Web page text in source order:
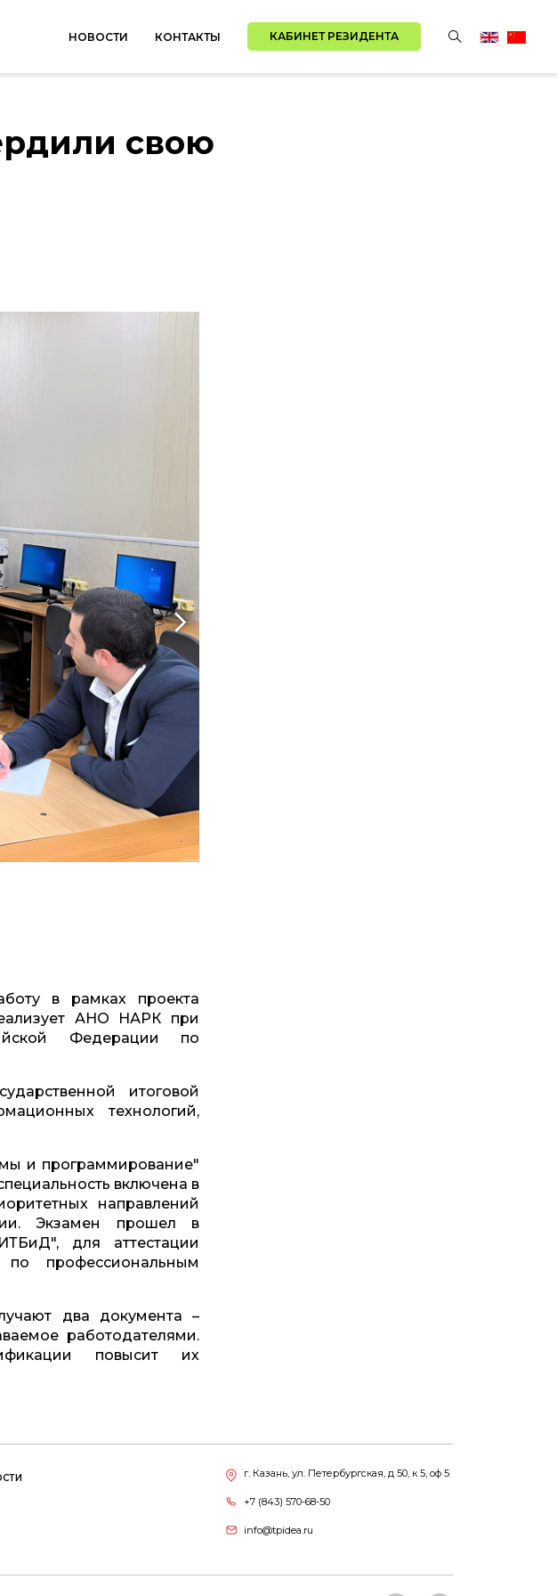
НОВОСТИ КОНТАКТЫ КАБИНЕТ РЕЗИДЕНТА
свою
в рамках проекта
АНО НАРК при
Федерации по
итоговой
технологий,
и программирование"
включена в
направлений
Экзамен прошел в
для аттестации
по профессиональным
два документа –
работодателями.
повысит их
г. Казань, ул. Петербургская, д 50, к 5, оф 5
+7 (843) 570-68-50
info@tpidea.ru